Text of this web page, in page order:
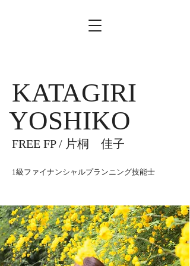
​KATAGIRI
​FREE FP / 片桐 佳子
​1級ファイナンシャルプランニング技能士
​ YOSHIKO